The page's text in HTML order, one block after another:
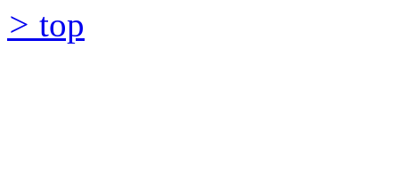
> top